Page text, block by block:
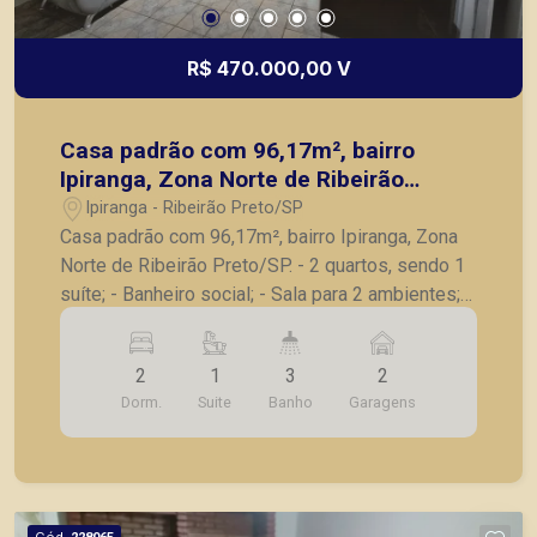
R$ 470.000,00 V
Casa padrão com 96,17m², bairro
Ipiranga, Zona Norte de Ribeirão
Preto/SP.
Ipiranga - Ribeirão Preto/SP
Casa padrão com 96,17m², bairro Ipiranga, Zona
Norte de Ribeirão Preto/SP. - 2 quartos, sendo 1
suíte; - Banheiro social; - Sala para 2 ambientes; -
Cozinha; - Área de serviço; - Banheiro de serviço;
- 2 vagas de garagem. A Piramid tem como
objetivo atender seus clientes com agilidade e
segurança, em locação, vendas de imóveis
prontos, usados ou mesmo nos principais
2
Dorm.
1
Suite
3
Banho
2
Garagens